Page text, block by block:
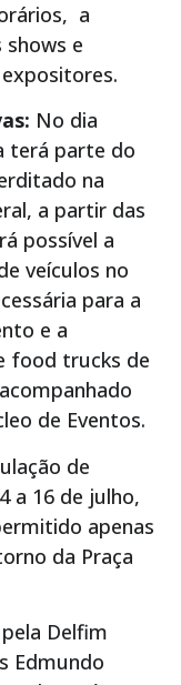
a
e
No dia
terá parte do
na
a partir das
possível a
veículos no
para a
e a
food trucks de
de Eventos.
de
a 16 de julho,
apenas
da Praça
Delfim
Edmundo